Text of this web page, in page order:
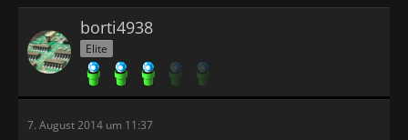
borti4938
Elite
7. August 2014 um 11:37